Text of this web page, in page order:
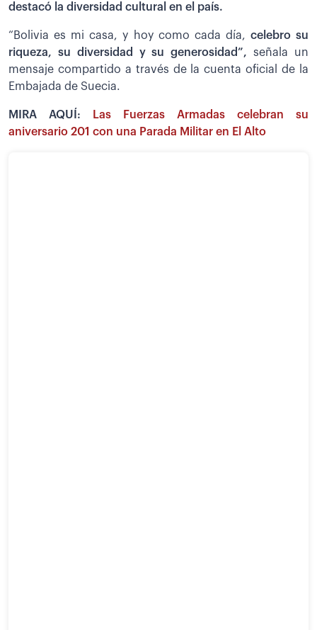
destacó la diversidad cultural en el país.
“Bolivia es mi casa, y hoy como cada día, celebro su
riqueza, su diversidad y su generosidad”,señala un
mensaje compartido a través de la cuenta oficial de la
Embajada de Suecia.
MIRA AQUÍ:
Las Fuerzas Armadas celebran su
aniversario 201 con una Parada Militar en El Alto